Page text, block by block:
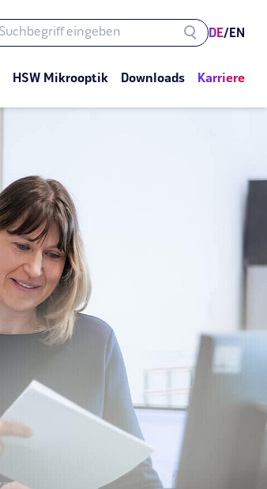
DE/ EN
HSW Mikrooptik Downloads Karriere